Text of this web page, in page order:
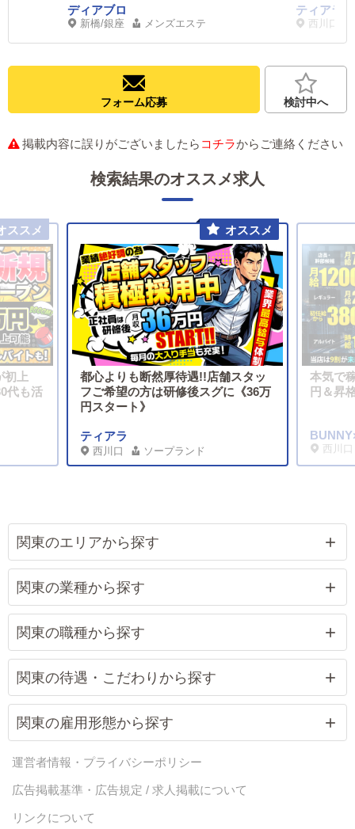
の掛け持ち（Wワーク）にもおすす
めです！
ディアブロ
新橋/銀座 メンズエステ
社員は研
ト◎アル
でお待ち
ティアラ
西川口
フォーム応募 検討中へ
掲載内容に誤りがございましたら コチラからご連絡ください
検索結果のオススメ求人
初上
代も活
都心よりも断然厚待遇!!店舗スタッ
フご希望の方は研修後スグに《36万
円スタート》
ティアラ
西川口 ソープランド
本気で
円＆昇
西川口
関東のエリアから探す
関東の業種から探す
関東の職種から探す
関東の待遇・こだわりから探す
関東の雇用形態から探す
運営者情報・プライバシーポリシー
広告掲載基準・広告規定 / 求人掲載について
リンクについて